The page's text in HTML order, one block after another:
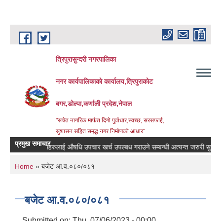
Skip to main content
त्रिपुरासुन्दरी नगरपालिका
नगर कार्यपालिकाको कार्यालय,त्रिपुराकोट
बगर,डोल्पा,कर्णाली प्रदेश,नेपाल
"सचेत नागरिक मार्फत दिगो पुर्वाधार,स्वच्छ, सरसफाई,
सुशासन सहित समृद्ध नगर निर्माणको आधार"
प्रमुख समाचार
बिरामिहरुलाई ‍‌औषधि उपचार खर्च उपल्बध गराउने सम्बन्धी अत्यन्त जरुरी सुचना ।
You are here
Home » बजेट आ.व.०८०/०८१
बजेट आ.व.०८०/०८१